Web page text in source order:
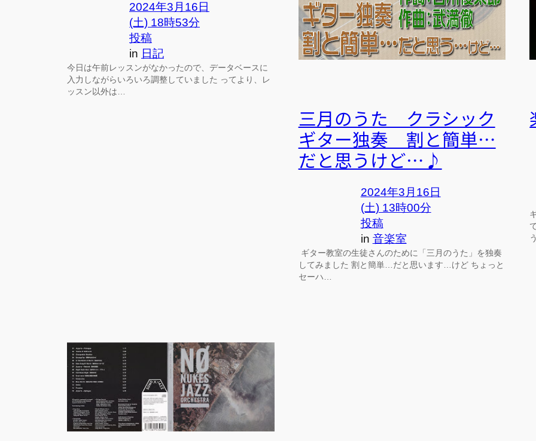
2024年3月16日
(土) 18時53分
投稿
in 日記
今日は午前レッスンがなかったので、データベースに
入力しながらいろいろ調整していました ってより、レ
ッスン以外は…
三月のうた クラシック
ギター独奏 割と簡単…
だと思うけど…♪
2024年3月16日
(土) 13時00分
投稿
in 音楽室
ギター教室の生徒さんのために「三月のうた」を独奏
してみました 割と簡単…だと思います…けど ちょっと
セーハ…